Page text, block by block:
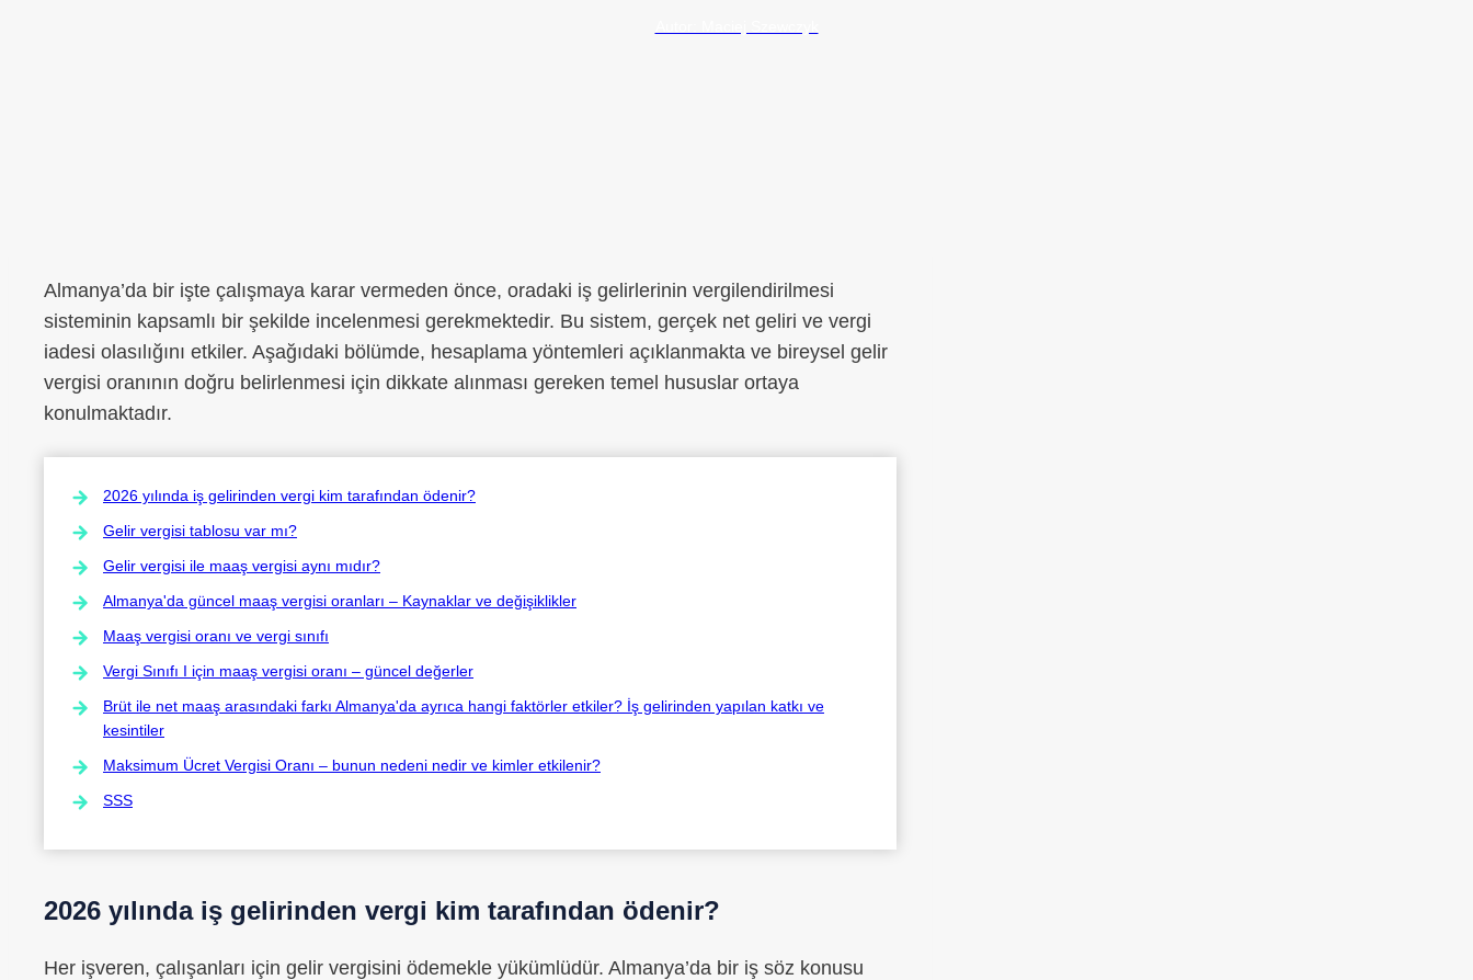
Almanya’da bir işte çalışmaya karar vermeden önce, oradaki iş gelirlerinin vergilendirilmesi
sisteminin kapsamlı bir şekilde incelenmesi gerekmektedir. Bu sistem, gerçek net geliri ve vergi
iadesi olasılığını etkiler. Aşağıdaki bölümde, hesaplama yöntemleri açıklanmakta ve bireysel gelir
vergisi oranının doğru belirlenmesi için dikkate alınması gereken temel hususlar ortaya
konulmaktadır.
2026 yılında iş gelirinden vergi kim tarafından ödenir?
Gelir vergisi tablosu var mı?
Gelir vergisi ile maaş vergisi aynı mıdır?
Almanya'da güncel maaş vergisi oranları – Kaynaklar ve değişiklikler
Maaş vergisi oranı ve vergi sınıfı
Vergi Sınıfı I için maaş vergisi oranı – güncel değerler
Brüt ile net maaş arasındaki farkı Almanya'da ayrıca hangi faktörler etkiler? İş gelirinden yapılan katkı ve
kesintiler
Maksimum Ücret Vergisi Oranı – bunun nedeni nedir ve kimler etkilenir?
SSS
2026 yılında iş gelirinden vergi kim tarafından ödenir?
Her işveren, çalışanları için gelir vergisini ödemekle yükümlüdür. Almanya’da bir iş söz konusu